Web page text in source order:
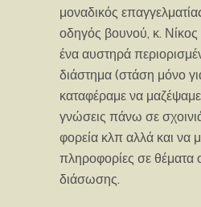
μοναδικός
οδηγός βουνού, κ. Νίκος
ένα αυστηρά
διάστημα (στάση μόνο
καταφέραμε να
γνώσεις πάνω σε
φορεία κλπ αλλά και να
πληροφορίες σε θέματα
διάσωσης.